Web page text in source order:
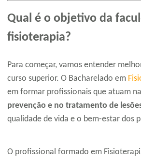
Qual é o objetivo da
fisioterapia?
Para começar, vamos entender
curso superior. O Bacharelado em
em formar profissionais que atuam na
prevenção e no tratamento de
qualidade de vida e o bem-estar dos
O profissional formado em